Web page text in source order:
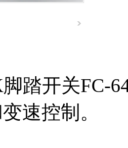
踏开关FC-
速控制。